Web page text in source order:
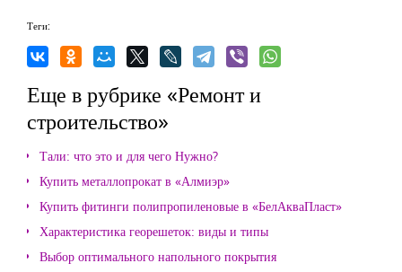
Теги:
Еще в рубрике «Ремонт и
строительство»
Тали: что это и для чего Нужно?
Купить металлопрокат в «Алмиэр»
Купить фитинги полипропиленовые в «БелАкваПласт»
Характеристика георешеток: виды и типы
Выбор оптимального напольного покрытия